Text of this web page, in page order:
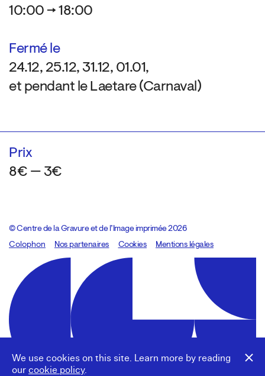
We use cookies on this site. Learn more by reading
our cookie policy.
10:00 → 18:00
Fermé le
24.12, 25.12, 31.12, 01.01,
et pendant le Laetare (Carnaval)
Prix
8€ — 3€
© Centre de la Gravure et de l’Image imprimée 2026
Colophon
Design:Marcel Kaczmarek, code:8080.studio
Nos partenaires Cookies Mentions légales